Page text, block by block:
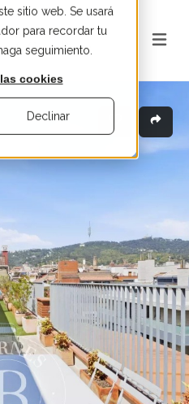
sitio web. Se usará
para recordar tu
seguimiento.
cookies
Declinar